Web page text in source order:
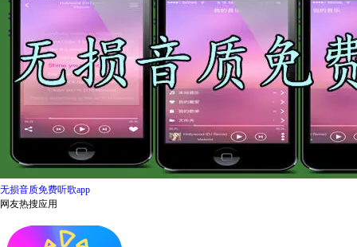
无损音质免费听歌app
网友热搜应用